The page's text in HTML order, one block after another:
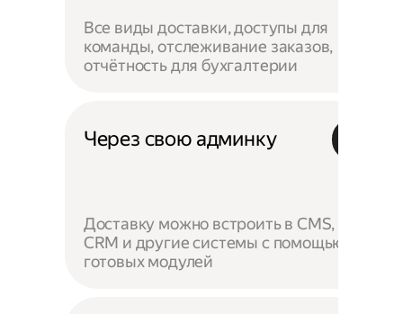
Все виды доставки, доступы для
команды, отслеживание заказов,
отчётность для бухгалтерии
Через свою админку
Доставку можно встроить в CMS,
CRM и другие системы с помощью
готовых модулей